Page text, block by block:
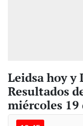
Leidsa hoy y
Resultados
miércoles 19